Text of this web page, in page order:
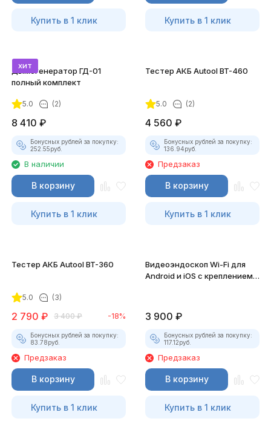
Купить в 1 клик Купить в 1 клик
хит
Дымогенератор ГД-01
полный комплект
5.0 (2)
8 410 ₽
Бонусных рублей за покупку:
252.55руб.
В наличии
В корзину
Купить в 1 клик
Тестер АКБ Autool BT-460
5.0 (2)
4 560 ₽
Бонусных рублей за покупку:
136.94руб.
Предзаказ
В корзину
Купить в 1 клик
Тестер АКБ Autool BT-360
5.0 (3)
2 790 ₽ 3 400 ₽ -18%
Бонусных рублей за покупку:
83.78руб.
Предзаказ
В корзину
Купить в 1 клик
Видеоэндоскоп Wi-Fi для
Android и iOS с креплением
3 900 ₽
Бонусных рублей за покупку:
117.12руб.
Предзаказ
В корзину
Купить в 1 клик